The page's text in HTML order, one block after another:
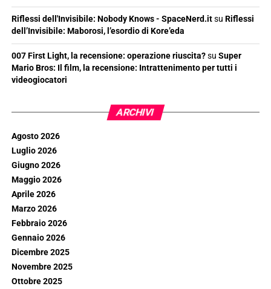
Riflessi dell'Invisibile: Nobody Knows - SpaceNerd.itsu Riflessi
dell’Invisibile: Maborosi, l’esordio di Kore’eda
007 First Light, la recensione: operazione riuscita?su Super
Mario Bros: Il film, la recensione: Intrattenimento per tutti i
videogiocatori
ARCHIVI
Agosto 2026
Luglio 2026
Giugno 2026
Maggio 2026
Aprile 2026
Marzo 2026
Febbraio 2026
Gennaio 2026
Dicembre 2025
Novembre 2025
Ottobre 2025